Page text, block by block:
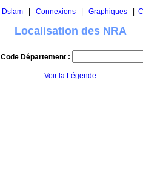
Dslam Connexions Graphiques
Localisation des NRA
Code Département :
Voir la Légende